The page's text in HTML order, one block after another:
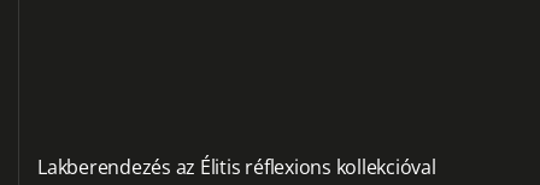
Lakberendezés az Élitis réflexions kollekcióval